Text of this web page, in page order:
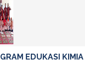
EDUKASI KIMIA